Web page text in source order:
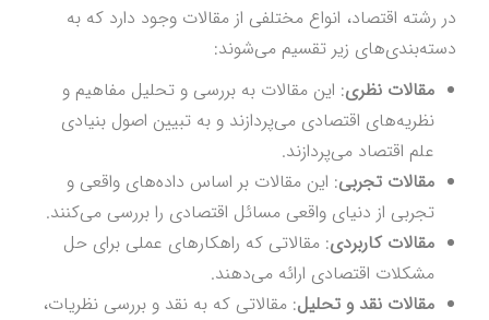
در رشته اقتصاد، انواع مختلفی از مقالات وجود دارد که به
دسته‌بندی‌های زیر تقسیم می‌شوند:
مقالات نظری: این مقالات به بررسی و تحلیل مفاهیم و
نظریه‌های اقتصادی می‌پردازند و به تبیین اصول بنیادی
علم اقتصاد می‌پردازند.
مقالات تجربی: این مقالات بر اساس داده‌های واقعی و
تجربی از دنیای واقعی مسائل اقتصادی را بررسی می‌کنند.
مقالات کاربردی: مقالاتی که راهکارهای عملی برای حل
مشکلات اقتصادی ارائه می‌دهند.
مقالات نقد و تحلیل: مقالاتی که به نقد و بررسی نظریات،